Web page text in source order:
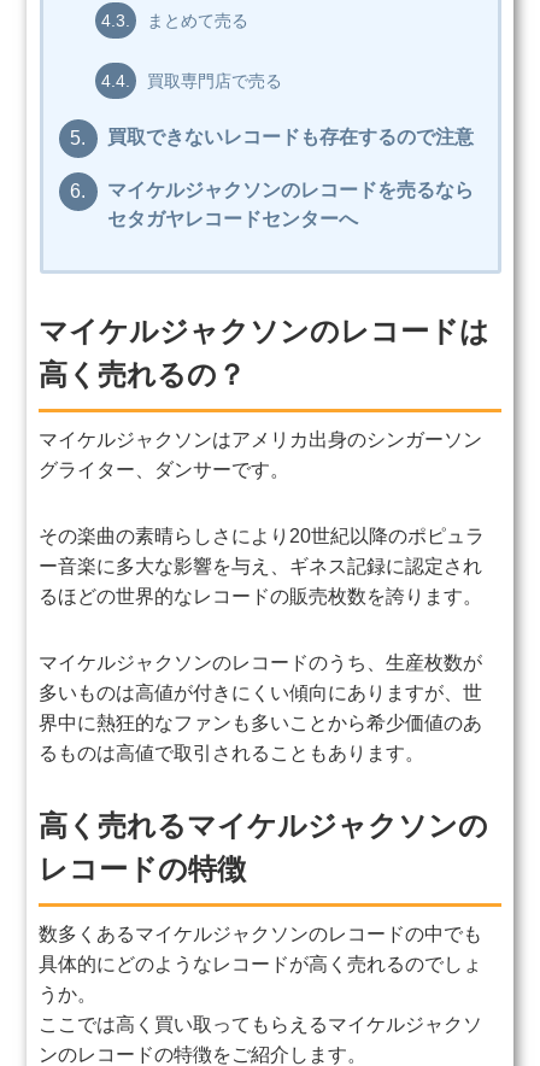
4.3. まとめて売る
4.4. 買取専門店で売る
5. 買取できないレコードも存在するので注意
6.
マイケルジャクソンのレコードを売るなら
セタガヤレコードセンターへ
マイケルジャクソンのレコードは
高く売れるの？
マイケルジャクソンはアメリカ出身のシンガーソン
グライター、ダンサーです。
その楽曲の素晴らしさにより20世紀以降のポピュラ
ー音楽に多大な影響を与え、ギネス記録に認定され
るほどの世界的なレコードの販売枚数を誇ります。
マイケルジャクソンのレコードのうち、生産枚数が
多いものは高値が付きにくい傾向にありますが、世
界中に熱狂的なファンも多いことから希少価値のあ
るものは高値で取引されることもあります。
高く売れるマイケルジャクソンの
レコードの特徴
数多くあるマイケルジャクソンのレコードの中でも
具体的にどのようなレコードが高く売れるのでしょ
うか。
ここでは高く買い取ってもらえるマイケルジャクソ
ンのレコードの特徴をご紹介します。